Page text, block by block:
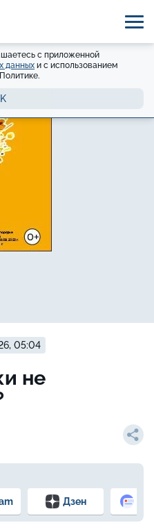
с приложенной
данных и с использованием
05:04
не
Дзен